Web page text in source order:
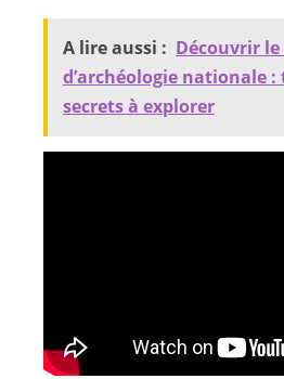
A lire aussi : Découvrir le
d’archéologie nationale :
secrets à explorer